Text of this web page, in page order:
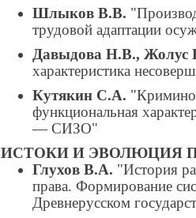
Шлыков В.В.
трудовой адаптации
Давыдова Н.В., Жолус
характеристика
Кутякин С.А.
функциональная
— СИЗО"
ИСТОКИ И ЭВОЛЮЦИЯ
Глухов В.А. "История
права. Формирование
Древнерусском